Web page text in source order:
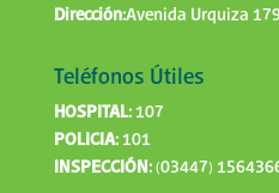
Dirección:Avenida Urquiza
Teléfonos Útiles
HOSPITAL:107
POLICIA:101
INSPECCIÓN:(03447)